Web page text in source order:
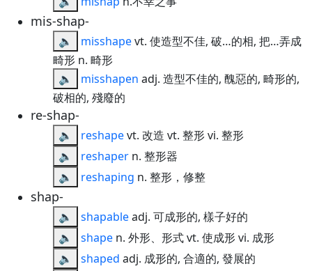
mis-shap-
🔈 misshapevt. 使造型不佳, 破…的相, 把…弄成
畸形 n. 畸形
🔈
misshapen adj. 造型不佳的, 醜惡的, 畸形的,
破相的, 殘廢的
re-shap-
🔈 reshapevt. 改造 vt. 整形 vi. 整形
🔈
reshaper n. 整形器
🔈
reshaping n. 整形，修整
shap-
🔈 shapableadj. 可成形的, 樣子好的
🔈
shape n. 外形、形式 vt. 使成形 vi. 成形
🔈
shaped adj. 成形的, 合適的, 發展的